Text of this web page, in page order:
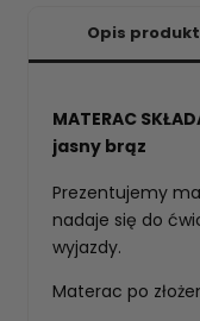
Opis
MATERAC
jasny brąz
Prezentujemy
nadaje się do
wyjazdy.
Materac po